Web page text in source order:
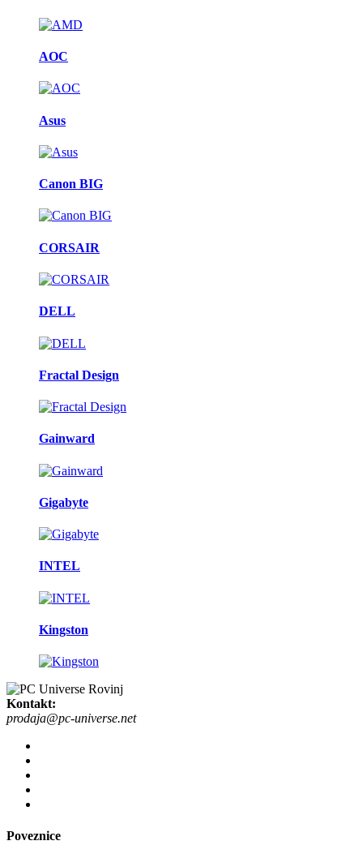
AOC
Asus
Canon BIG
CORSAIR
DELL
Fractal Design
Gainward
Gigabyte
INTEL
Kingston
Kontakt:
prodaja@pc-universe.net
Poveznice